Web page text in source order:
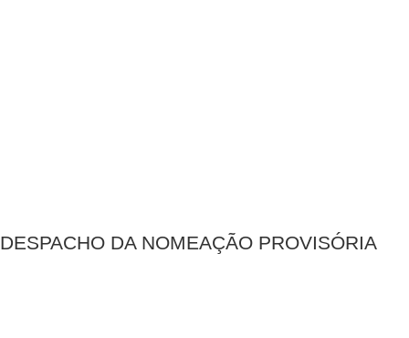
DESPACHO DA NOMEAÇÃO PROVISÓRIA